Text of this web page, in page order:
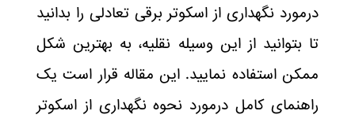
درمورد نگهداری از اسکوتر برقی تعادلی را بدانید
تا بتوانید از این وسیله نقلیه، به بهترین شکل
ممکن استفاده نمایید. این مقاله قرار است یک
راهنمای کامل درمورد نحوه نگهداری از اسکوتر